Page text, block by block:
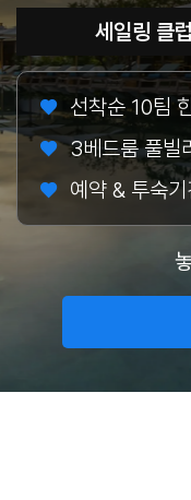
세일링 클
선착순 10팀
3베드룸 풀빌
예약 & 투숙